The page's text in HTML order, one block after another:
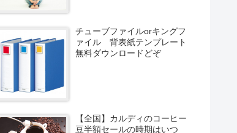
チューブファイルorキングフ
ァイル 背表紙テンプレート
無料ダウンロードどぞ
【全国】カルディのコーヒー
豆半額セールの時期はいつ